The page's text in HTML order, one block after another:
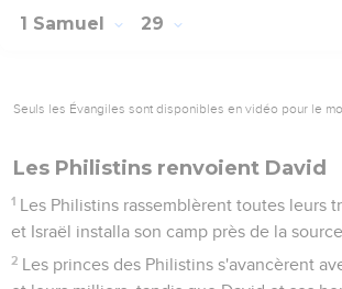
1 Samuel 29
Seuls les Évangiles sont disponibles en vidéo pour le
Les Philistins renvoient David
1 Les Philistins rassemblèrent toutes leurs
et Israël installa son camp près de la
2 Les princes des Philistins s'avancèrent